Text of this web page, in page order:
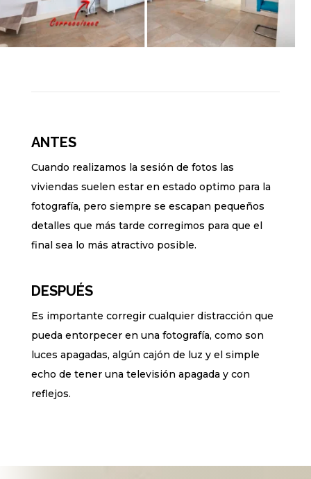
ANTES
Cuando realizamos la sesión de fotos las
viviendas suelen estar en estado optimo para la
fotografía, pero siempre se escapan pequeños
detalles que más tarde corregimos para que el
final sea lo más atractivo posible.
DESPUÉS
Es importante corregir cualquier distracción que
pueda entorpecer en una fotografía, como son
luces apagadas, algún cajón de luz y el simple
echo de tener una televisión apagada y con
reflejos.